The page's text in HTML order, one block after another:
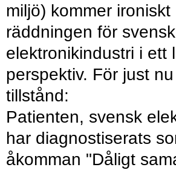
miljö) kommer
räddningen för svensk
elektronikindustri i ett
perspektiv. För just
tillstånd:
Patienten, svensk
har diagnostiserats
åkomman "Dåligt